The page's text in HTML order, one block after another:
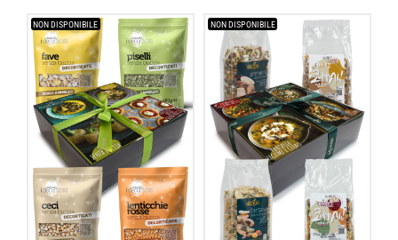
NON DISPONIBILE NON DISPONIBILE